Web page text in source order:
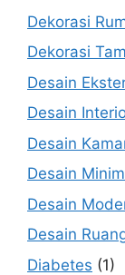
Dekorasi
Dekorasi
Desain
Desain
Desain
Desain
Desain
Desain
Diabetes (1)